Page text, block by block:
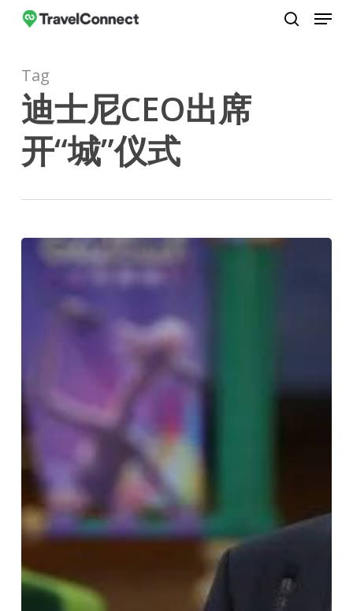
Skip
content
Menu
Tag
迪士尼CEO出席
开“城”仪式